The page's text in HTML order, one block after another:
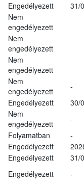
Engedélyezett
31/
Nem
engedélyezett
Nem
engedélyezett
Nem
engedélyezett
Nem
engedélyezett
-
Engedélyezett
30/
Nem
engedélyezett
-
Folyamatban
-
Engedélyezett
Engedélyezett
31/
Engedélyezett -